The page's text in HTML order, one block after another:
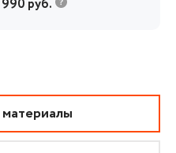
руб.